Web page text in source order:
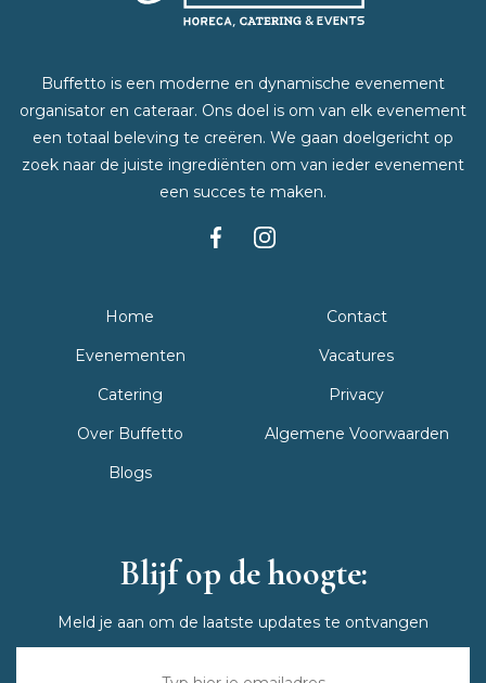
Buffetto is een moderne en dynamische evenement
organisator en cateraar. Ons doel is om van elk evenement
een totaal beleving te creëren. We gaan doelgericht op
zoek naar de juiste ingrediënten om van ieder evenement
een succes te maken.
Home
Evenementen
Catering
Over Buffetto
Blogs
Contact
Vacatures
Privacy
Algemene Voorwaarden
Blijf op de hoogte:
Meld je aan om de laatste updates te ontvangen